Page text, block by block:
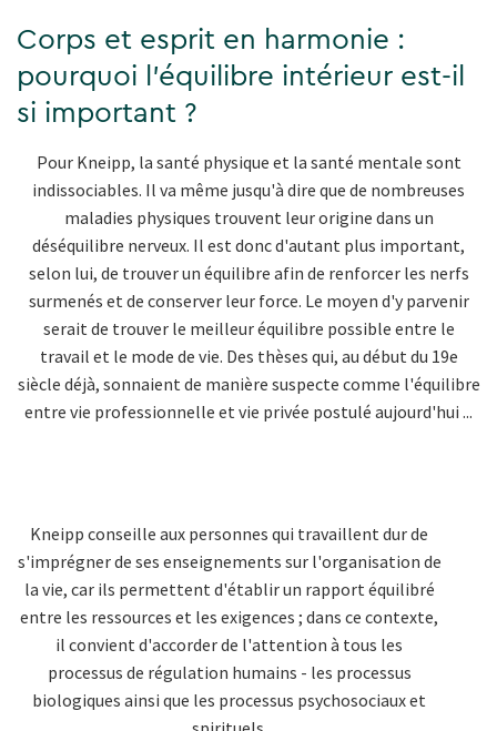
Corps et esprit en harmonie :
pourquoi l'équilibre intérieur est-il
si important ?
Pour Kneipp, la santé physique et la santé mentale sont
indissociables. Il va même jusqu'à dire que de nombreuses
maladies physiques trouvent leur origine dans un
déséquilibre nerveux. Il est donc d'autant plus important,
selon lui, de trouver un équilibre afin de renforcer les nerfs
surmenés et de conserver leur force. Le moyen d'y parvenir
serait de trouver le meilleur équilibre possible entre le
travail et le mode de vie. Des thèses qui, au début du 19e
siècle déjà, sonnaient de manière suspecte comme l'équilibre
entre vie professionnelle et vie privée postulé aujourd'hui ...
Kneipp conseille aux personnes qui travaillent dur de
s'imprégner de ses enseignements sur l'organisation de
la vie, car ils permettent d'établir un rapport équilibré
entre les ressources et les exigences ; dans ce contexte,
il convient d'accorder de l'attention à tous les
processus de régulation humains - les processus
biologiques ainsi que les processus psychosociaux et